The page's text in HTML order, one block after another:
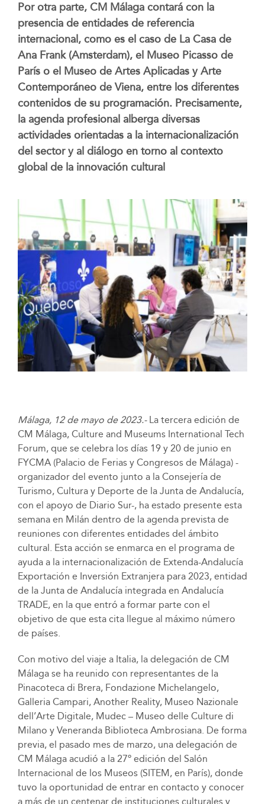
Por otra parte, CM Málaga contará con la
presencia de entidades de referencia
internacional, como es el caso de La Casa de
Ana Frank (Amsterdam), el Museo Picasso de
París o el Museo de Artes Aplicadas y Arte
Contemporáneo de Viena, entre los diferentes
contenidos de su programación. Precisamente,
la agenda profesional alberga diversas
actividades orientadas a la internacionalización
del sector y al diálogo en torno al contexto
global de la innovación cultural
Málaga, 12 de mayo de 2023.-La tercera edición de
CM Málaga, Culture and Museums International Tech
Forum, que se celebra los días 19 y 20 de junio en
FYCMA (Palacio de Ferias y Congresos de Málaga) -
organizador del evento junto a la Consejería de
Turismo, Cultura y Deporte de la Junta de Andalucía,
con el apoyo de Diario Sur-, ha estado presente esta
semana en Milán dentro de la agenda prevista de
reuniones con diferentes entidades del ámbito
cultural. Esta acción se enmarca en el programa de
ayuda a la internacionalización de Extenda-Andalucía
Exportación e Inversión Extranjera para 2023, entidad
de la Junta de Andalucía integrada en Andalucía
TRADE, en la que entró a formar parte con el
objetivo de que esta cita llegue al máximo número
de países.
Con motivo del viaje a Italia, la delegación de CM
Málaga se ha reunido con representantes de la
Pinacoteca di Brera, Fondazione Michelangelo,
Galleria Campari, Another Reality, Museo Nazionale
dell’Arte Digitale, Mudec – Museo delle Culture di
Milano y Veneranda Biblioteca Ambrosiana. De forma
previa, el pasado mes de marzo, una delegación de
CM Málaga acudió a la 27º edición del Salón
Internacional de los Museos (SITEM, en París), donde
tuvo la oportunidad de entrar en contacto y conocer
a más de un centenar de instituciones culturales y